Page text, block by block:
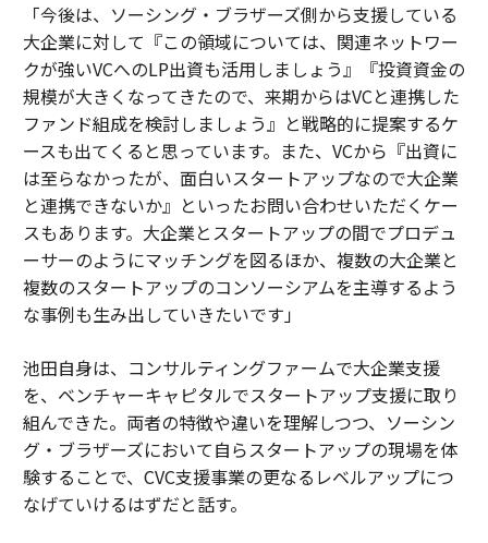
「今後は、ソーシング・ブラザーズ側から支援している
大企業に対して『この領域については、関連ネットワー
クが強いVCへのLP出資も活用しましょう』『投資資金の
規模が大きくなってきたので、来期からはVCと連携した
ファンド組成を検討しましょう』と戦略的に提案するケ
ースも出てくると思っています。また、VCから『出資に
は至らなかったが、面白いスタートアップなので大企業
と連携できないか』といったお問い合わせいただくケー
スもあります。大企業とスタートアップの間でプロデュ
ーサーのようにマッチングを図るほか、複数の大企業と
複数のスタートアップのコンソーシアムを主導するよう
な事例も生み出していきたいです」
池田自身は、コンサルティングファームで大企業支援
を、ベンチャーキャピタルでスタートアップ支援に取り
組んできた。両者の特徴や違いを理解しつつ、ソーシン
グ・ブラザーズにおいて自らスタートアップの現場を体
験することで、CVC支援事業の更なるレベルアップにつ
なげていけるはずだと話す。